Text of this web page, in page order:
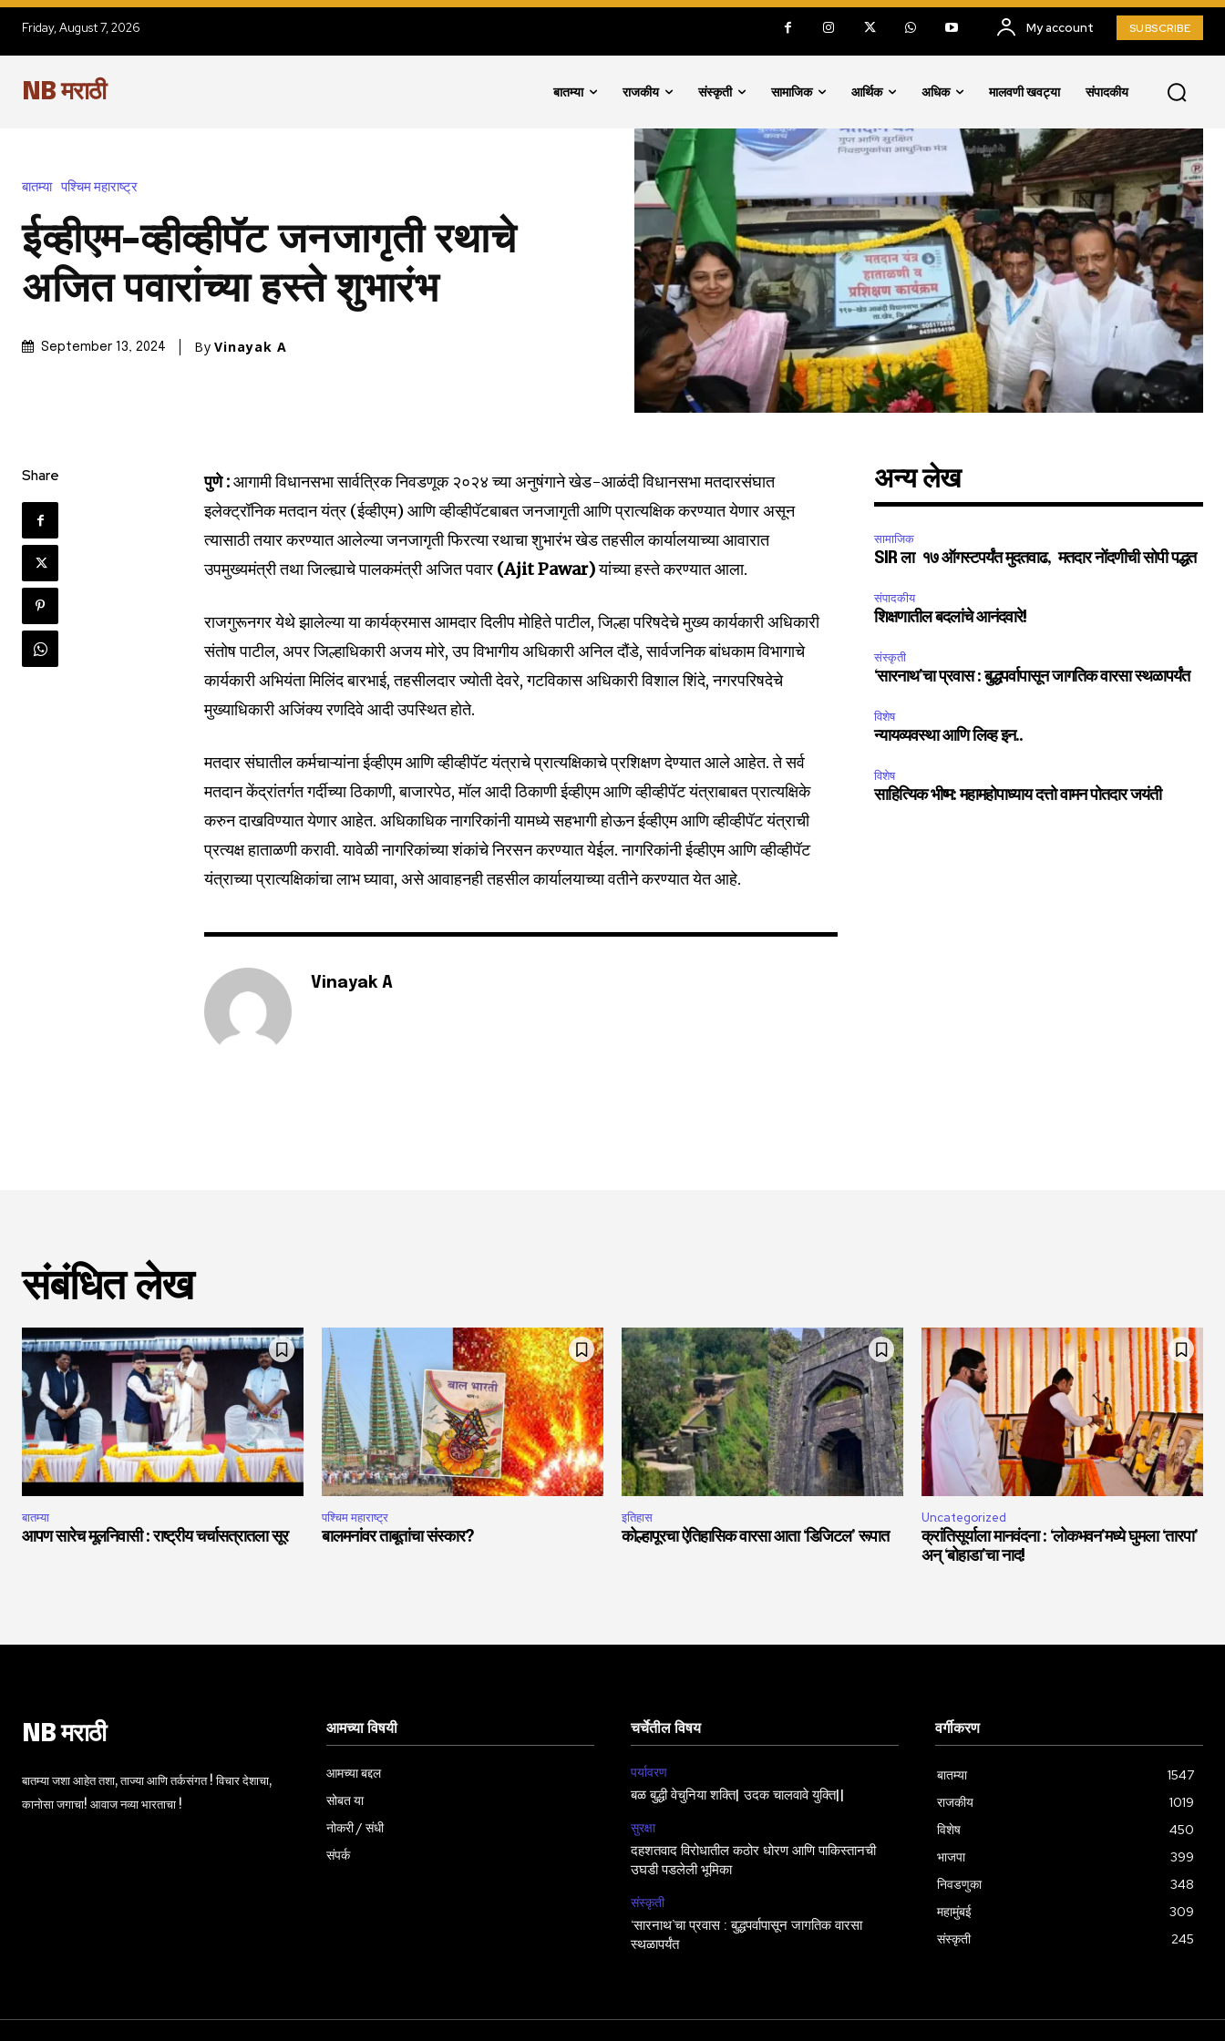
Join our community of
SUBSCRIBERS and be part
of the conversation.
To subscribe, simply enter your email address on our website or click
the subscribe button below. Don't worry, we respect your privacy and
won't spam your inbox. Your information is safe with us.
SUBSCRIBE
Privacy Policy
6,300
Fans
32,111
Followers
75
Friday, August 7, 2026 My account SUBSCRIBE
NB मराठी बातम्या राजकीय संस्कृती सामाजिक आर्थिक अधिक मालवणी खवट्या संपादकीय
बातम्या पश्चिम महाराष्ट्र
ईव्हीएम-व्हीव्हीपॅट जनजागृती रथाचे
अजित पवारांच्या हस्ते शुभारंभ
September 13, 2024 By Vinayak A
Share पुणे :आगामी विधानसभा सार्वत्रिक निवडणूक २०२४ च्या अनुषंगाने खेड-आळंदी विधानसभा मतदारसंघात
इलेक्ट्रॉनिक मतदान यंत्र (ईव्हीएम) आणि व्हीव्हीपॅटबाबत जनजागृती आणि प्रात्यक्षिक करण्यात येणार असून
त्यासाठी तयार करण्यात आलेल्या जनजागृती फिरत्या रथाचा शुभारंभ खेड तहसील कार्यालयाच्या आवारात
उपमुख्यमंत्री तथा जिल्ह्याचे पालकमंत्री अजित पवार (Ajit Pawar)यांच्या हस्ते करण्यात आला.
राजगुरूनगर येथे झालेल्या या कार्यक्रमास आमदार दिलीप मोहिते पाटील, जिल्हा परिषदेचे मुख्य कार्यकारी अधिकारी
संतोष पाटील, अपर जिल्हाधिकारी अजय मोरे, उप विभागीय अधिकारी अनिल दौंडे, सार्वजनिक बांधकाम विभागाचे
कार्यकारी अभियंता मिलिंद बारभाई, तहसीलदार ज्योती देवरे, गटविकास अधिकारी विशाल शिंदे, नगरपरिषदेचे
मुख्याधिकारी अजिंक्य रणदिवे आदी उपस्थित होते.
मतदार संघातील कर्मचाऱ्यांना ईव्हीएम आणि व्हीव्हीपॅट यंत्राचे प्रात्यक्षिकाचे प्रशिक्षण देण्यात आले आहेत. ते सर्व
मतदान केंद्रांतर्गत गर्दीच्या ठिकाणी, बाजारपेठ, मॉल आदी ठिकाणी ईव्हीएम आणि व्हीव्हीपॅट यंत्राबाबत प्रात्यक्षिके
करुन दाखविण्यात येणार आहेत. अधिकाधिक नागरिकांनी यामध्ये सहभागी होऊन ईव्हीएम आणि व्हीव्हीपॅट यंत्राची
प्रत्यक्ष हाताळणी करावी. यावेळी नागरिकांच्या शंकांचे निरसन करण्यात येईल. नागरिकांनी ईव्हीएम आणि व्हीव्हीपॅट
यंत्राच्या प्रात्यक्षिकांचा लाभ घ्यावा, असे आवाहनही तहसील कार्यालयाच्या वतीने करण्यात येत आहे.
Vinayak A
अन्य लेख
सामाजिक
SIR ला १७ ऑगस्टपर्यंत मुदतवाढ, मतदार नोंदणीची सोपी पद्धत
संपादकीय
शिक्षणातील बदलांचे आनंदवारे!
संस्कृती
‘सारनाथ’चा प्रवास : बुद्धपर्वापासून जागतिक वारसा स्थळापर्यंत
विशेष
न्यायव्यवस्था आणि लिव्ह इन..
विशेष
साहित्यिक भीष्म: महामहोपाध्याय दत्तो वामन पोतदार जयंती
संबंधित लेख
बातम्या
आपण सारेच मूलनिवासी : राष्ट्रीय चर्चासत्रातला सूर
पश्चिम महाराष्ट्र
बालमनांवर ताबूतांचा संस्कार?
इतिहास
कोल्हापूरचा ऐतिहासिक वारसा आता ‘डिजिटल’ रूपात
Uncategorized
क्रांतिसूर्याला मानवंदना : ‘लोकभवन’मध्ये घुमला ‘तारपा’
अन् ‘बोहाडा’चा नाद!
NB मराठी
बातम्या जशा आहेत तशा, ताज्या आणि तर्कसंगत ! विचार देशाचा,
कानोसा जगाचा! आवाज नव्या भारताचा !
आमच्या विषयी
आमच्या बद्दल
सोबत या
नोकरी / संधी
संपर्क
चर्चेतील विषय
पर्यावरण
बळ बुद्धी वेचुनिया शक्ति| उदक चालवावे युक्ति||
सुरक्षा
दहशतवाद विरोधातील कठोर धोरण आणि पाकिस्तानची
उघडी पडलेली भूमिका
संस्कृती
‘सारनाथ’चा प्रवास : बुद्धपर्वापासून जागतिक वारसा
स्थळापर्यंत
वर्गीकरण
बातम्या
1547
राजकीय
1019
विशेष
450
भाजपा
399
निवडणुका
348
महामुंबई
309
संस्कृती
245